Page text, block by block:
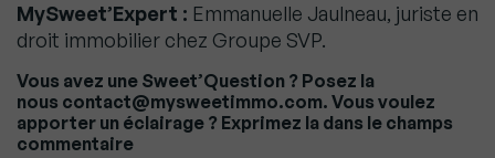
MySweet’Expert : Emmanuelle Jaulneau, juriste en
droit immobilier chez Groupe SVP.
Vous avez une Sweet’Question ? Posez la
nous contact@mysweetimmo.com. Vous voulez
apporter un éclairage ? Exprimez la dans le champs
commentaire